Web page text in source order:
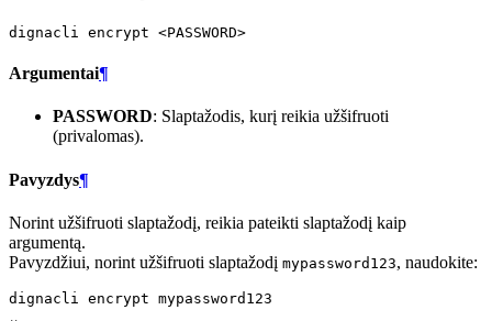
dignacli encrypt
Argumentai¶
PASSWORD: Slaptažodis, kurį reikia užšifruoti
(privalomas).
Pavyzdys¶
Norint užšifruoti slaptažodį, reikia pateikti slaptažodį kaip
argumentą.
Pavyzdžiui, norint užšifruoti slaptažodį mypassword123, naudokite:
dignacli encrypt